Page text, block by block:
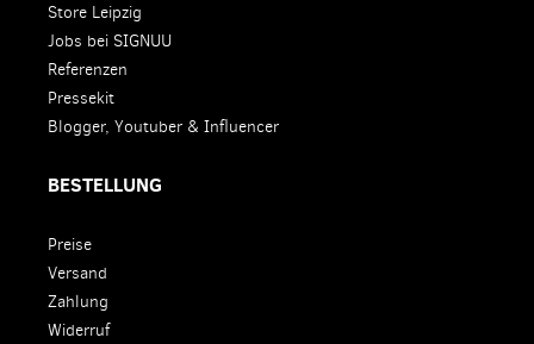
Store Leipzig
Jobs bei SIGNUU
Referenzen
Pressekit
Blogger, Youtuber & Influencer
BESTELLUNG
Preise
Versand
Zahlung
Widerruf